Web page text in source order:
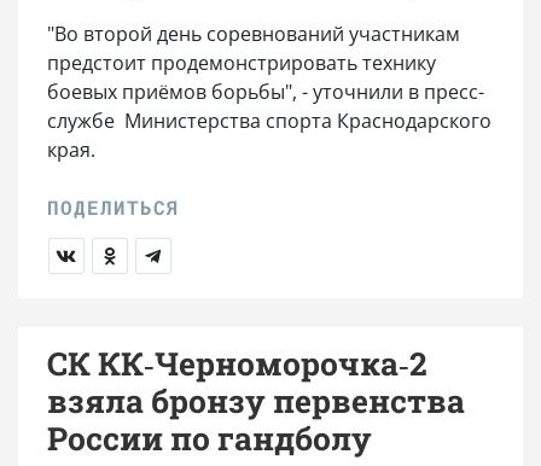
"Во второй день соревнований участникам
предстоит продемонстрировать технику
боевых приёмов борьбы", - уточнили в пресс-
службе Министерства спорта Краснодарского
края.
СК КК‑Черноморочка‑2
взяла бронзу первенства
России по гандболу